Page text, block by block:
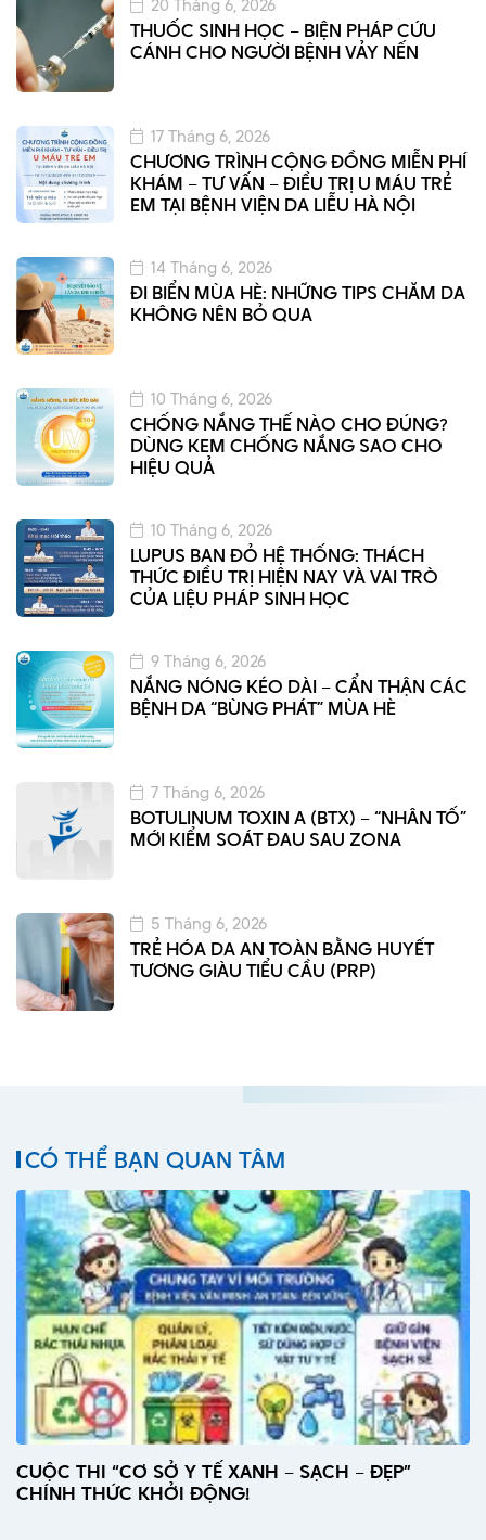
THUỐC SINH HỌC – BIỆN PHÁP CỨU
CÁNH CHO NGƯỜI BỆNH VẢY NẾN
20 Tháng 6, 2026
CHƯƠNG TRÌNH CỘNG ĐỒNG MIỄN PHÍ
KHÁM – TƯ VẤN – ĐIỀU TRỊ U MÁU TRẺ
EM TẠI BỆNH VIỆN DA LIỄU HÀ NỘI
17 Tháng 6, 2026
ĐI BIỂN MÙA HÈ: NHỮNG TIPS CHĂM DA
KHÔNG NÊN BỎ QUA
14 Tháng 6, 2026
CHỐNG NẮNG THẾ NÀO CHO ĐÚNG?
DÙNG KEM CHỐNG NẮNG SAO CHO
HIỆU QUẢ
10 Tháng 6, 2026
LUPUS BAN ĐỎ HỆ THỐNG: THÁCH
THỨC ĐIỀU TRỊ HIỆN NAY VÀ VAI TRÒ
CỦA LIỆU PHÁP SINH HỌC
10 Tháng 6, 2026
NẮNG NÓNG KÉO DÀI – CẨN THẬN CÁC
BỆNH DA “BÙNG PHÁT” MÙA HÈ
9 Tháng 6, 2026
BOTULINUM TOXIN A (BTX) – “NHÂN TỐ”
MỚI KIỂM SOÁT ĐAU SAU ZONA
7 Tháng 6, 2026
TRẺ HÓA DA AN TOÀN BẰNG HUYẾT
TƯƠNG GIÀU TIỂU CẦU (PRP)
5 Tháng 6, 2026
CÓ THỂ BẠN QUAN TÂM
CUỘC THI “CƠ SỞ Y TẾ XANH – SẠCH – ĐẸP”
CHÍNH THỨC KHỞI ĐỘNG!